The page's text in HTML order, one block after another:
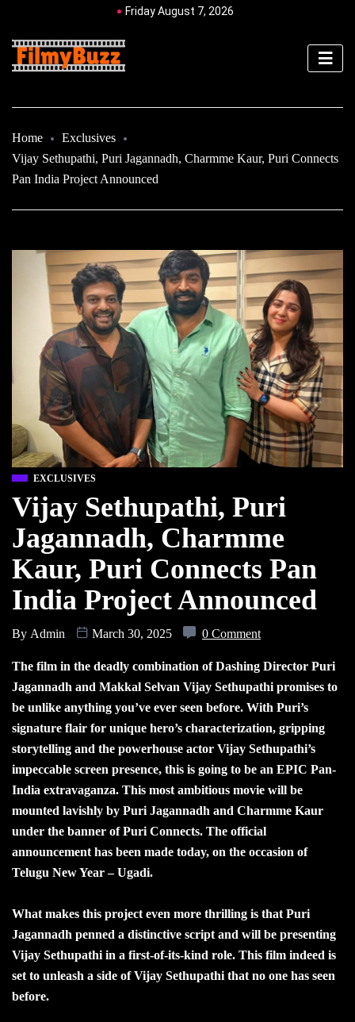
Friday August 7, 2026
Home
Exclusives
Vijay Sethupathi, Puri Jagannadh, Charmme Kaur, Puri Connects
Pan India Project Announced
EXCLUSIVES
Vijay Sethupathi, Puri
Jagannadh, Charmme
Kaur, Puri Connects Pan
India Project Announced
By Admin March 30, 2025 0 Comment
The film in the deadly combination of Dashing Director Puri
Jagannadh and Makkal Selvan Vijay Sethupathi promises to
be unlike anything you’ve ever seen before. With Puri’s
signature flair for unique hero’s characterization, gripping
storytelling and the powerhouse actor Vijay Sethupathi’s
impeccable screen presence, this is going to be an EPIC Pan-
India extravaganza. This most ambitious movie will be
mounted lavishly by Puri Jagannadh and Charmme Kaur
under the banner of Puri Connects. The official
announcement has been made today, on the occasion of
Telugu New Year – Ugadi.
What makes this project even more thrilling is that Puri
Jagannadh penned a distinctive script and will be presenting
Vijay Sethupathi in a first-of-its-kind role. This film indeed is
set to unleash a side of Vijay Sethupathi that no one has seen
before.